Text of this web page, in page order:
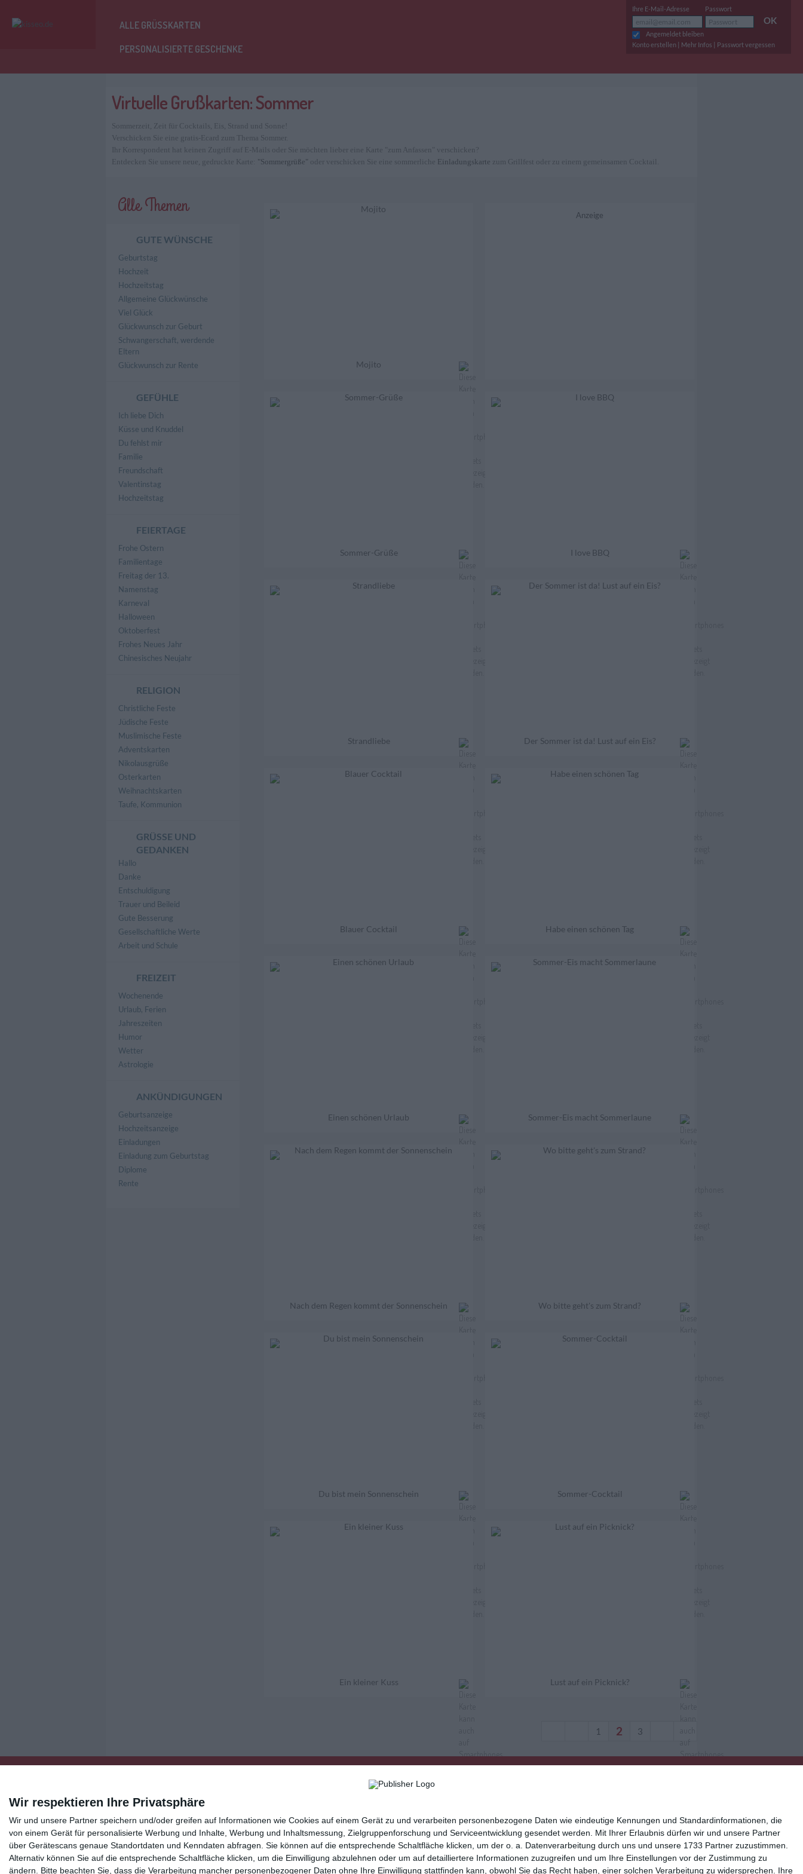
Wir respektieren Ihre Privatsphäre
Wir und unsere Partner speichern und/oder greifen auf Informationen wie Cookies auf einem Gerät zu und verarbeiten personenbezogene Daten wie eindeutige Kennungen und Standardinformationen, die
von einem Gerät für personalisierte Werbung und Inhalte, Werbung und Inhaltsmessung, Zielgruppenforschung und Serviceentwicklung gesendet werden.
Mit Ihrer Erlaubnis dürfen wir und unsere Partner
über Gerätescans genaue Standortdaten und Kenndaten abfragen. Sie können auf die entsprechende Schaltfläche klicken, um der o. a. Datenverarbeitung durch uns und unsere 1733 Partner zuzustimmen.
Alternativ können Sie auf die entsprechende Schaltfläche klicken, um die Einwilligung abzulehnen oder um auf detailliertere Informationen zuzugreifen und um Ihre Einstellungen vor der Zustimmung zu
ändern.
Bitte beachten Sie, dass die Verarbeitung mancher personenbezogener Daten ohne Ihre Einwilligung stattfinden kann, obwohl Sie das Recht haben, einer solchen Verarbeitung zu widersprechen. Ihre
ALLE GRÜSSKARTEN
PERSONALISIERTE GESCHENKE
Ihre E-Mail-Adresse Passwort
OK
Angemeldet bleiben
Konto erstellen | Mehr Infos | Passwort vergessen
Virtuelle Grußkarten: Sommer
Sommerzeit, Zeit für Cocktails, Eis, Strand und Sonne!
Verschicken Sie eine gratis-Ecard zum Thema Sommer.
Ihr Korrespondent hat keinen Zugriff auf E-Mails oder Sie möchten lieber eine Karte "zum Anfassen" verschicken?
Entdecken Sie unsere neue, gedruckte Karte: "Sommergrüße" oder verschicken Sie eine sommerliche Einladungskarte zum Grillfest oder zu einem gemeinsamen Cocktail.
Alle Themen
GUTE WÜNSCHE
Geburtstag
Hochzeit
Hochzeitstag
Allgemeine Glückwünsche
Viel Glück
Glückwunsch zur Geburt
Schwangerschaft, werdende
Eltern
Glückwunsch zur Rente
GEFÜHLE
Ich liebe Dich
Küsse und Knuddel
Du fehlst mir
Familie
Freundschaft
Valentinstag
Hochzeitstag
FEIERTAGE
Frohe Ostern
Familientage
Freitag der 13.
Namenstag
Karneval
Halloween
Oktoberfest
Frohes Neues Jahr
Chinesisches Neujahr
RELIGION
Christliche Feste
Jüdische Feste
Muslimische Feste
Adventskarten
Nikolausgrüße
Osterkarten
Weihnachtskarten
Taufe, Kommunion
GRÜSSE UND G
EDANKEN
Hallo
Danke
Entschuldigung
Trauer und Beileid
Gute Besserung
Gesellschaftliche Werte
Arbeit und Schule
FREIZEIT
Wochenende
Urlaub, Ferien
Jahreszeiten
Humor
Wetter
Astrologie
ANKÜNDIGUNGEN
Geburtsanzeige
Hochzeitsanzeige
Einladungen
Einladung zum Geburtstag
Diplome
Rente
Mojito
Anzeige
Sommer-Grüße I love BBQ
Strandliebe Der Sommer ist da! Lust auf ein Eis?
Blauer Cocktail Habe einen schönen Tag
Einen schönen Urlaub Sommer-Eis macht Sommerlaune
Nach dem Regen kommt der Sonnenschein Wo bitte geht's zum Strand?
Du bist mein Sonnenschein Sommer-Cocktail
Ein kleiner Kuss Lust auf ein Picknick?
1 2 3
Kisseo©
Entdecken Sie auch: Ereignis-Kalender Kisseo Newsletter Hilfe / FAQ Nutzungsbedingungen Impressum
Kisseo auf Facebook